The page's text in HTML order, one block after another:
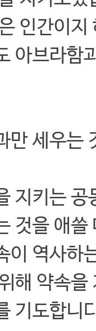
인간이
아브라함
만 세우는
지키는
것을 애쓸
이 역사하
해 약속
기도합니